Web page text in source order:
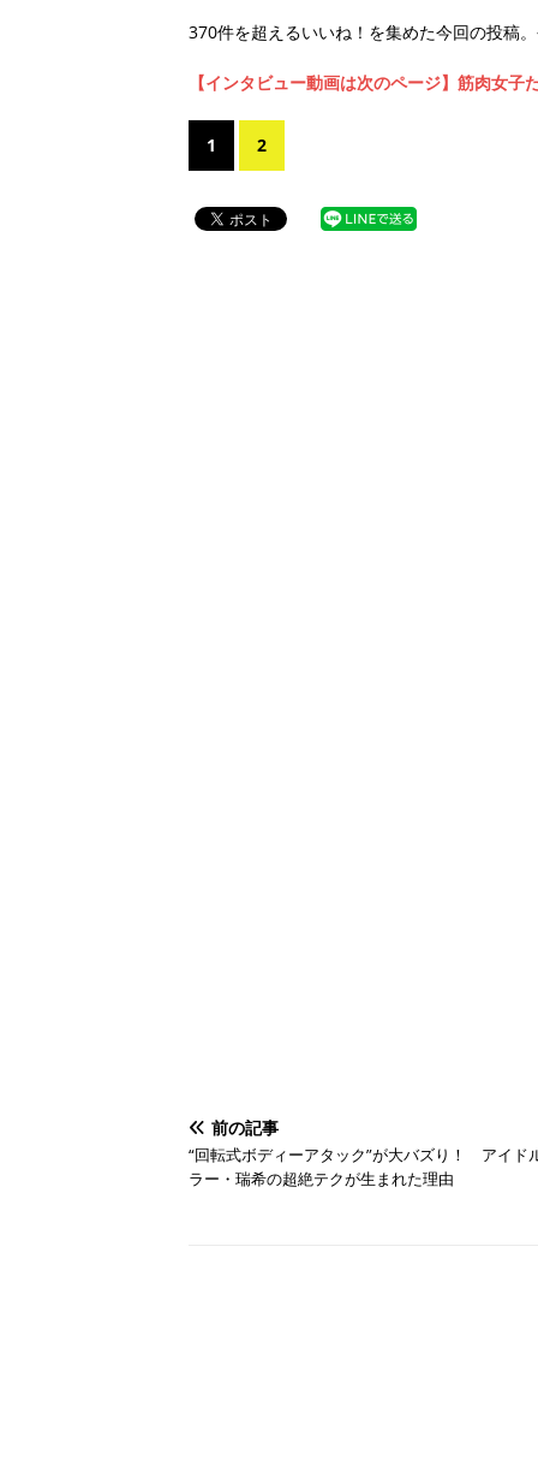
370件を超えるいいね！を集めた今回の投稿
【インタビュー動画は次のページ】筋肉女
1 2
前の記事
“回転式ボディーアタック”が大バズり！ アイド
ラー・瑞希の超絶テクが生まれた理由